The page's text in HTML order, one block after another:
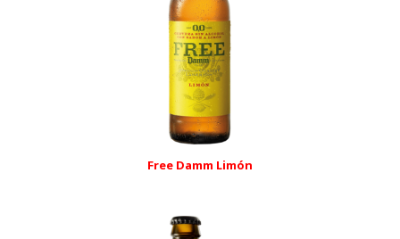
Free Damm Limón